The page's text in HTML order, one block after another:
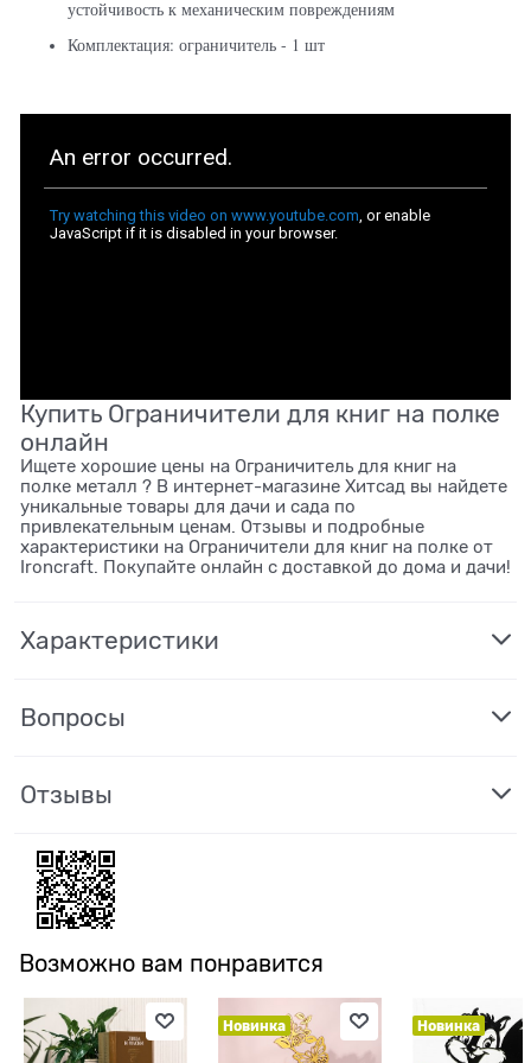
устойчивость к механическим повреждениям
Комплектация: ограничитель - 1 шт
Купить Ограничители для книг на полке
онлайн
Ищете хорошие цены на Ограничитель для книг на
полке металл ? В интернет-магазине Хитсад вы найдете
уникальные товары для дачи и сада по
привлекательным ценам. Отзывы и подробные
характеристики на Ограничители для книг на полке от
Ironcraft. Покупайте онлайн с доставкой до дома и дачи!
Характеристики
Вопросы
Отзывы
Возможно вам понравится
Новинка Новинка